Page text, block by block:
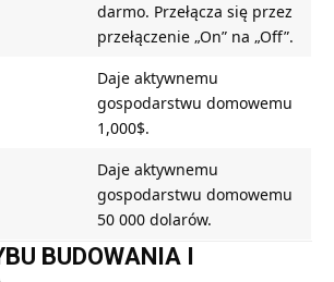
darmo. Przełącza się przez
przełączenie „On” na „Off”.
Daje aktywnemu
gospodarstwu domowemu
1,000$.
Daje aktywnemu
gospodarstwu domowemu
50 000 dolarów.
BUDOWANIA I